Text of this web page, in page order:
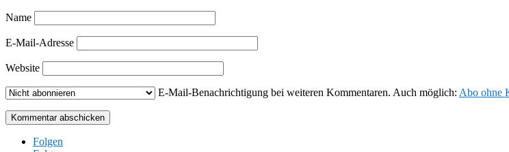
Name
E-Mail-Adresse
Website
E-Mail-Benachrichtigung bei weiteren Kommentaren. Auch möglich: Abo ohne
Kommentar abschicken
Folgen